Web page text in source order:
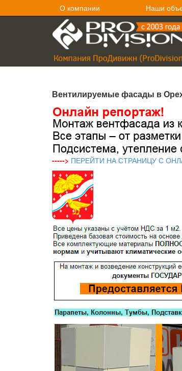
О компании Наши
Вентилируемые фасады в
-----> ПЕРЕЙТИ НА СТРАНИЦУ С